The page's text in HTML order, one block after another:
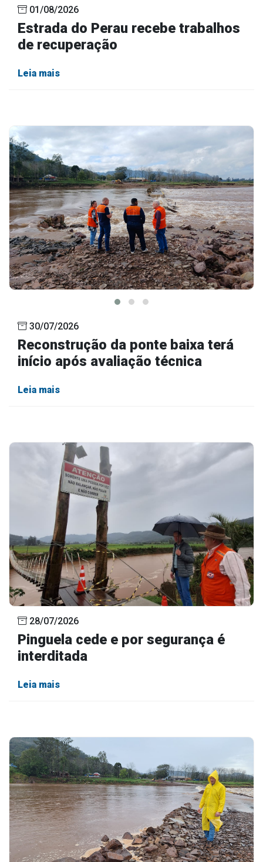
01/08/2026
Estrada do Perau recebe trabalhos
de recuperação
Leia mais
30/07/2026
Reconstrução da ponte baixa terá
início após avaliação técnica
Leia mais
28/07/2026
Pinguela cede e por segurança é
interditada
Leia mais